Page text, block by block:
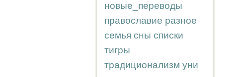
новые_переводы
православие разное
семья сны списки
тигры
традиционализм уни